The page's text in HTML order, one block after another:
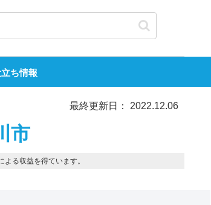
ち情報
最終更新日： 2022.12.06
市
る収益を得ています。